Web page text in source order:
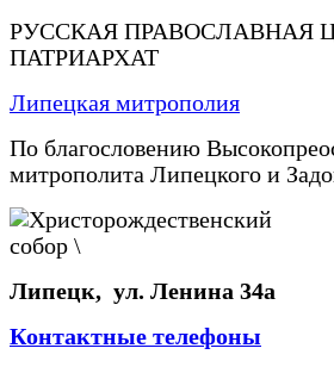
РУССКАЯ ПРАВОСЛАВНАЯ
ПАТРИАРХАТ
Липецкая митрополия
По благословению
митрополита Липецкого и
Липецк, ул. Ленина 34а
Контактные телефоны